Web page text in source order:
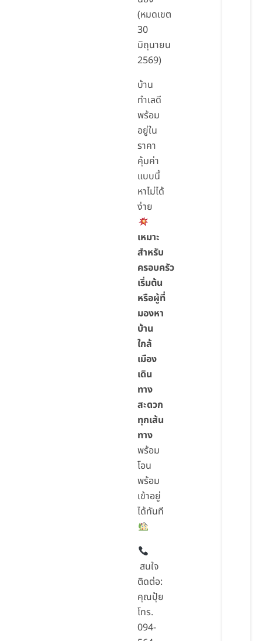
(หมดเขต
30
มิถุนายน
2569)
บ้าน
ทำเลดี
พร้อม
อยู่ใน
ราคา
คุ้มค่า
แบบนี้
หาไม่ได้
ง่าย
เหมาะ
สำหรับ
ครอบครัว
เริ่มต้น
หรือผู้ที่
มองหา
บ้าน
ใกล้
เมือง
เดิน
ทาง
สะดวก
ทุกเส้น
ทาง
พร้อม
โอน
พร้อม
เข้าอยู่
ได้ทันที
สนใจ
ติดต่อ:
คุณปุ้ย
โทร.
094-